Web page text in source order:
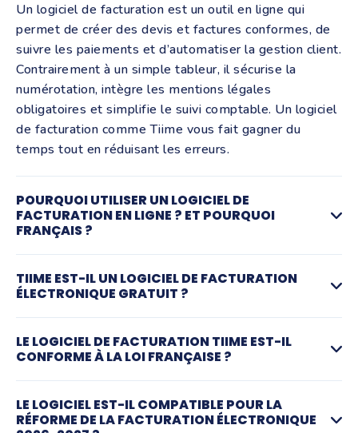
Un logiciel de facturation est un outil en ligne qui
permet de créer des devis et factures conformes, de
suivre les paiements et d’automatiser la gestion client.
Contrairement à un simple tableur, il sécurise la
numérotation, intègre les mentions légales
obligatoires et simplifie le suivi comptable. Un logiciel
de facturation comme Tiime vous fait gagner du
temps tout en réduisant les erreurs.
POURQUOI UTILISER UN LOGICIEL DE
FACTURATION EN LIGNE ? ET POURQUOI
FRANÇAIS ?
envoyer des factures depuis n’importe quel appareil,
sans installation complexe. Il centralise vos données,
automatise les calculs de TVA et facilite les relances.
Résultat : moins de tâches administratives, plus de
visibilité sur votre trésorerie et un processus de vente
plus fluide pour votre entreprise.
Choisir un logiciel de facturation français comme Tiime
TIIME EST-IL UN LOGICIEL DE FACTURATION
ÉLECTRONIQUE GRATUIT ?
électronique gratuit pour recevoir vos factures
électroniques fournisseurs mais aussi pour créer des
devis et factures simplement et en toute conformité.
Vous pouvez démarrer sans engagement et gérer
votre facturation en quelques minutes. Des
LE LOGICIEL DE FACTURATION TIIME EST-IL
CONFORME À LA LOI FRANÇAISE ?
obligations légales françaises : mentions obligatoires,
LE LOGICIEL EST-IL COMPATIBLE POUR LA
RÉFORME DE LA FACTURATION ÉLECTRONIQUE